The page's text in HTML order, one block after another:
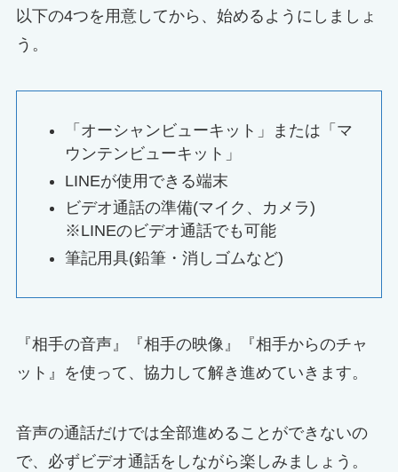
以下の4つを用意してから、始めるようにしましょ
う。
「オーシャンビューキット」または「マ
ウンテンビューキット」
LINEが使用できる端末
ビデオ通話の準備(マイク、カメラ)
※LINEのビデオ通話でも可能
筆記用具(鉛筆・消しゴムなど)
『相手の音声』『相手の映像』『相手からのチャ
ット』を使って、協力して解き進めていきます。
音声の通話だけでは全部進めることができないの
で、必ずビデオ通話をしながら楽しみましょう。